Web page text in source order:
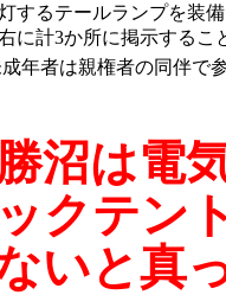
するテールランプを装
に計3か所に掲示するこ
年者は親権者の同伴で
沼は電
クテン
いと真